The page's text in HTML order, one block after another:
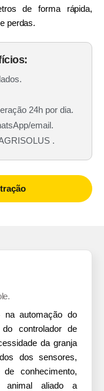
de forma rápida,
perdas.
24h por dia.
email.
.
automação do
controlador de
da granja
dos sensores,
conhecimento,
animal aliado a